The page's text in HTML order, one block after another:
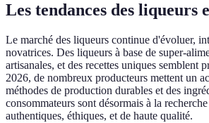
Les tendances des liqueurs
Le marché des liqueurs continue d'évoluer,
novatrices. Des liqueurs à base de super-
artisanales, et des recettes uniques semblent
2026, de nombreux producteurs mettent un
méthodes de production durables et des
consommateurs sont désormais à la
authentiques, éthiques, et de haute qualité.